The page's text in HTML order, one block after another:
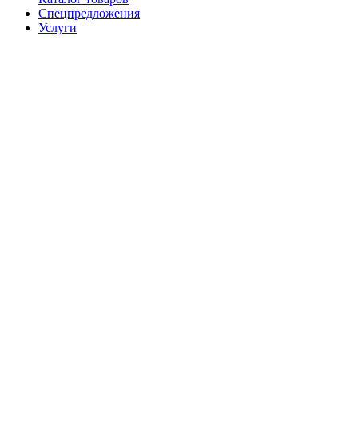
Спецпредложения
Услуги